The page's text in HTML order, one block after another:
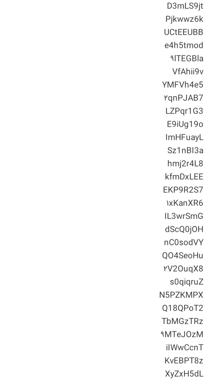
D3mLS9jt
Pjkwwz6k
UCtEEUBB
e4h5tmod
۹lTEGBla
VfAhii9v
YMFVh4e5
۲qnPJAB7
LZPqr1G3
E9iUg19o
ImHFuayL
Sz1nBI3a
hmj2r4L8
kfmDxLEE
EKP9R2S7
۱xKanXR6
IL3wrSmG
dScQ0jOH
nC0sodVY
QO4SeoHu
۲V2OuqX8
s0qiqruZ
N5PZKMPX
Q18QPoT2
TbMGzTRz
۹MTeJOzM
iIWwCcnT
KvEBPT8z
XyZxH5dL